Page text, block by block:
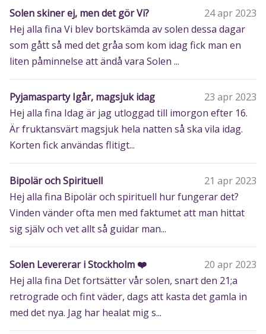
Solen skiner ej, men det gör Vi?
24 apr 2023
Hej alla fina Vi blev bortskämda av solen dessa dagar
som gått så med det gråa som kom idag fick man en
liten påminnelse att ändå vara Solen ...
Pyjamasparty Igår, magsjuk idag
23 apr 2023
Hej alla fina Idag är jag utloggad till imorgon efter 16.
Är fruktansvärt magsjuk hela natten så ska vila idag.
Korten fick användas flitigt...
Bipolär och Spirituell
21 apr 2023
Hej alla fina Bipolär och spirituell hur fungerar det?
Vinden vänder ofta men med faktumet att man hittat
sig själv och vet allt så guidar man...
Solen Levererar i Stockholm ❤️
20 apr 2023
Hej alla fina Det fortsätter vår solen, snart den 21;a
retrograde och fint väder, dags att kasta det gamla in
med det nya. Jag har healat mig s...